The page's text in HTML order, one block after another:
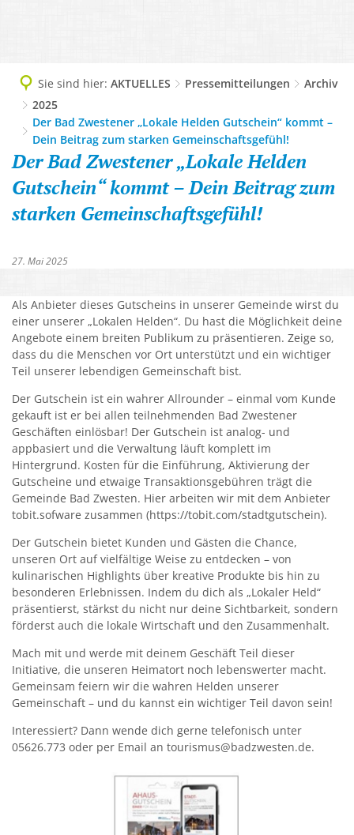
Imagefilm
Ortsteile & Ortsplan
Partnergemeinden
Gesundheit und Kur
Kultur und Veranstaltung
Löwenbad
Tourist-Info
Ansprechpersonen
Dienstleistungen A-Z
Finanzen der Gemeinde
Mängelmelder
Online Services & Anträge
Schwalm-Eder-West
Bauplätze, Bodenrichtwerte,
Bürgerbus
Flüchtlingsarbeit
Gemeindeeigene Obstbäume
Gesundheit
Kindergärten, Tagesmütter
Kleiderkammer "Aus 2ter Hand"
Schulen
Seniorenarbeit, Gemeindepflegerin
Umwelt
Vereine
Vorteile für Ehrenamts-Card Inhaber
Wichtige Rufnummern
Lokale Helden - Gewerbe-Netzwerk
Gewerbegebiet, Gewerbeverzeichnis
Unternehmensnachfolge & Gründung
Verkehr & Infrastruktur
Virtuelles Gründerzentrum Schwalm-
AKTUELLES
Amtliche Bekanntmachungen
Pressemitteilungen
Protokolle Ortsbeiräte
Sitzungsbekanntmachungen
Verbotszonen Cannabis
Sie sind hier: AKTUELLES Pressemitteilungen
Archiv
2025
Der Bad Zwestener „Lokale Helden Gutschein“ kommt –
Dein Beitrag zum starken Gemeinschaftsgefühl!
Der Bad Zwestener „Lokale Helden
Gutschein“ kommt – Dein Beitrag zum
starken Gemeinschaftsgefühl!
27. Mai 2025
Als Anbieter dieses Gutscheins in unserer Gemeinde wirst du
einer unserer „Lokalen Helden“. Du hast die Möglichkeit deine
Angebote einem breiten Publikum zu präsentieren. Zeige so,
dass du die Menschen vor Ort unterstützt und ein wichtiger
Teil unserer lebendigen Gemeinschaft bist.
Der Gutschein ist ein wahrer Allrounder – einmal vom Kunde
gekauft ist er bei allen teilnehmenden Bad Zwestener
Geschäften einlösbar! Der Gutschein ist analog- und
appbasiert und die Verwaltung läuft komplett im
Hintergrund. Kosten für die Einführung, Aktivierung der
Gutscheine und etwaige Transaktionsgebühren trägt die
Gemeinde Bad Zwesten. Hier arbeiten wir mit dem Anbieter
tobit.sofware zusammen (https://tobit.com/stadtgutschein).
Der Gutschein bietet Kunden und Gästen die Chance,
unseren Ort auf vielfältige Weise zu entdecken – von
kulinarischen Highlights über kreative Produkte bis hin zu
besonderen Erlebnissen. Indem du dich als „Lokaler Held“
präsentierst, stärkst du nicht nur deine Sichtbarkeit, sondern
förderst auch die lokale Wirtschaft und den Zusammenhalt.
Mach mit und werde mit deinem Geschäft Teil dieser
Initiative, die unseren Heimatort noch lebenswerter macht.
Gemeinsam feiern wir die wahren Helden unserer
Gemeinschaft – und du kannst ein wichtiger Teil davon sein!
Interessiert? Dann wende dich gerne telefonisch unter
05626.773 oder per Email an tourismus@badzwesten.de.